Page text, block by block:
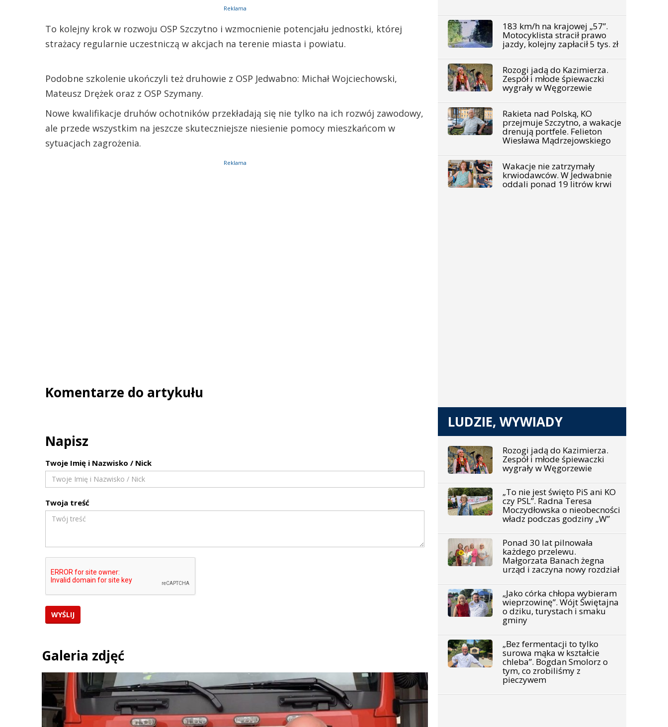
Reklama
To kolejny krok w rozwoju OSP Szczytno i wzmocnienie potencjału jednostki, której
strażacy regularnie uczestniczą w akcjach na terenie miasta i powiatu.
Podobne szkolenie ukończyli też druhowie z OSP Jedwabno: Michał Wojciechowski,
Mateusz Drężek oraz z OSP Szymany.
Nowe kwalifikacje druhów ochotników przekładają się nie tylko na ich rozwój zawodowy,
ale przede wszystkim na jeszcze skuteczniejsze niesienie pomocy mieszkańcom w
sytuacjach zagrożenia.
Reklama
Komentarze do artykułu
Napisz
Twoje Imię i Nazwisko / Nick
Twoja treść
Galeria zdjęć
183 km/h na krajowej „57”.
Motocyklista stracił prawo
jazdy, kolejny zapłacił 5 tys. zł
Rozogi jadą do Kazimierza.
Zespół i młode śpiewaczki
wygrały w Węgorzewie
Rakieta nad Polską, KO
przejmuje Szczytno, a wakacje
drenują portfele. Felieton
Wiesława Mądrzejowskiego
Wakacje nie zatrzymały
krwiodawców. W Jedwabnie
oddali ponad 19 litrów krwi
LUDZIE, WYWIADY
Rozogi jadą do Kazimierza.
Zespół i młode śpiewaczki
wygrały w Węgorzewie
„To nie jest święto PiS ani KO
czy PSL”. Radna Teresa
Moczydłowska o nieobecności
władz podczas godziny „W”
Ponad 30 lat pilnowała
każdego przelewu.
Małgorzata Banach żegna
urząd i zaczyna nowy rozdział
„Jako córka chłopa wybieram
wieprzowinę”. Wójt Świętajna
o dziku, turystach i smaku
gminy
„Bez fermentacji to tylko
surowa mąka w kształcie
chleba”. Bogdan Smolorz o
tym, co zrobiliśmy z
pieczywem